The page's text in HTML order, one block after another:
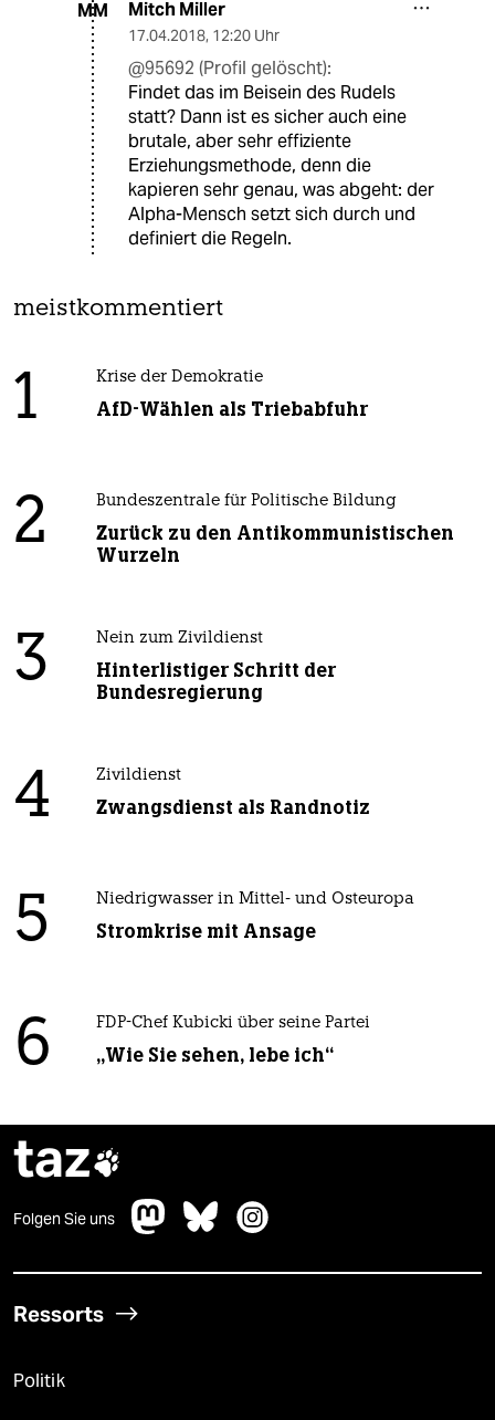
MM Mitch Miller
17.04.2018, 12:20 Uhr
@95692 (Profil gelöscht):
Findet das im Beisein des Rudels
statt? Dann ist es sicher auch eine
brutale, aber sehr effiziente
Erziehungsmethode, denn die
kapieren sehr genau, was abgeht: der
Alpha-Mensch setzt sich durch und
definiert die Regeln.
meistkommentiert
1 Krise der Demokratie
AfD-Wählen als Triebabfuhr
2 Bundeszentrale für Politische Bildung
Zurück zu den Antikommunistischen
Wurzeln
3 Nein zum Zivildienst
Hinterlistiger Schritt der
Bundesregierung
4 Zivildienst
Zwangsdienst als Randnotiz
5 Niedrigwasser in Mittel- und Osteuropa
Stromkrise mit Ansage
6 FDP-Chef Kubicki über seine Partei
„Wie Sie sehen, lebe ich“
taz
Folgen Sie uns
Ressorts
Politik